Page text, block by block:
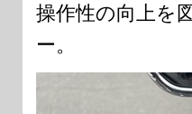
操作性の向上を
ー。